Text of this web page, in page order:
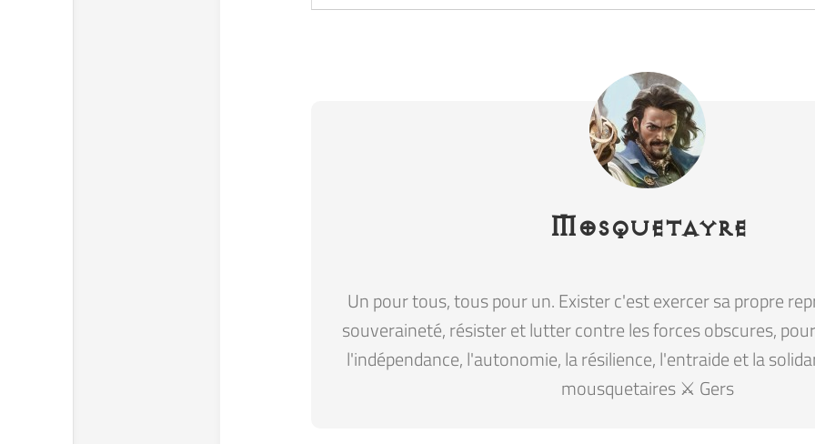
Mosquetayre
Un pour tous, tous pour un. Exister c'est exercer sa propre
souveraineté, résister et lutter contre les forces obscures,
l'indépendance, l'autonomie, la résilience, l'entraide et la
mousquetaires ⚔️ Gers